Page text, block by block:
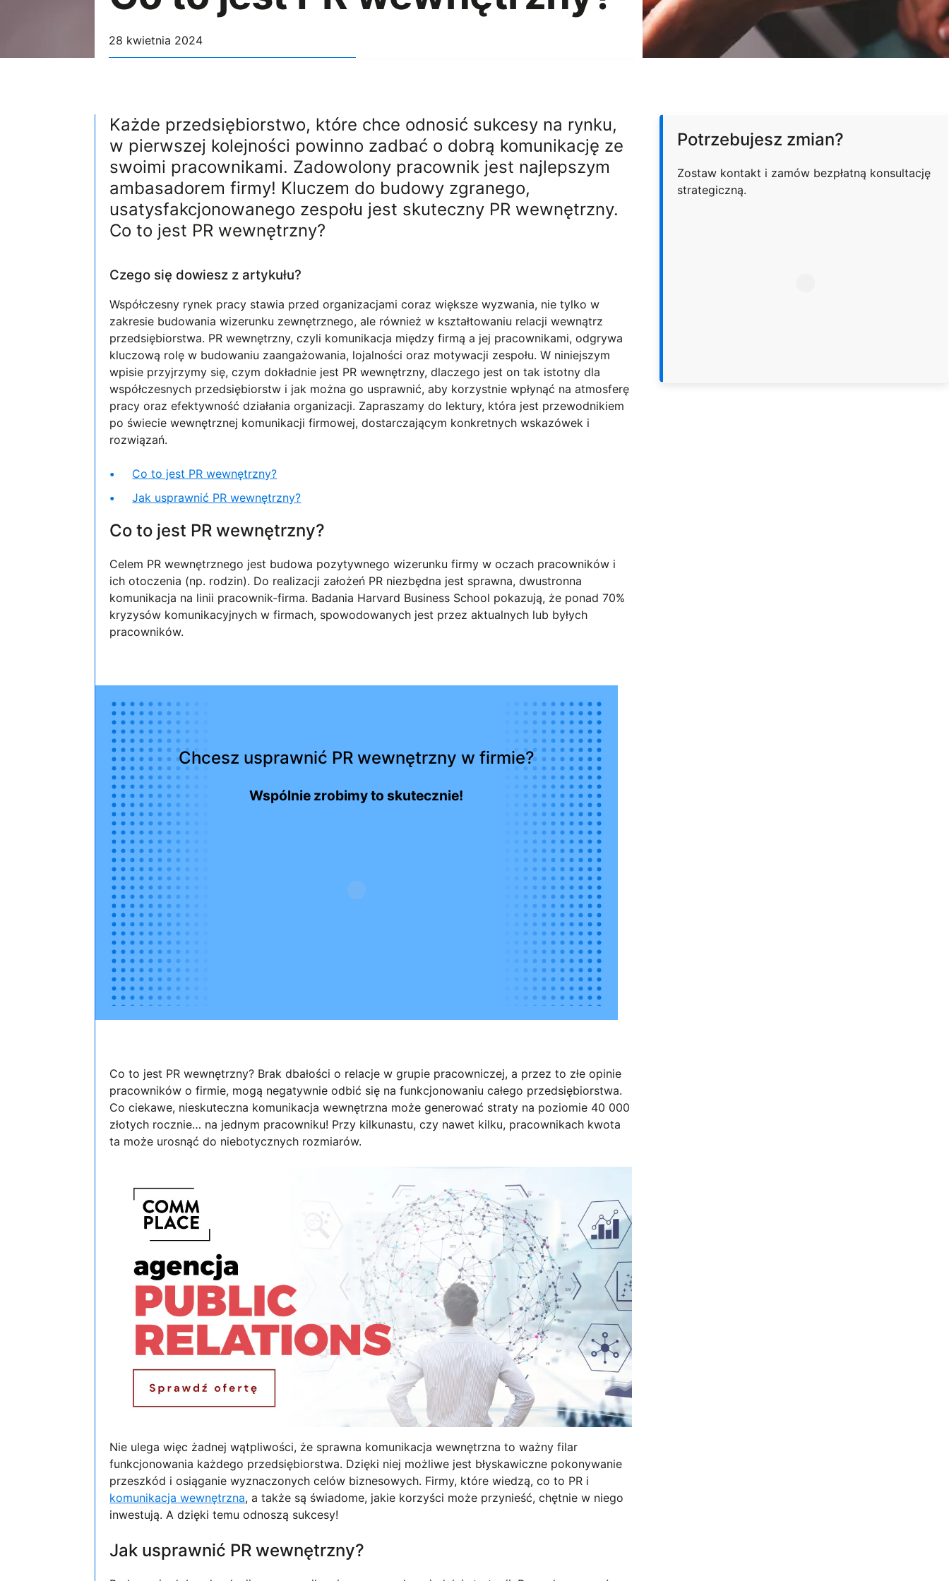
28 kwietnia 2024
Każde przedsiębiorstwo, które chce odnosić sukcesy na rynku,
w pierwszej kolejności powinno zadbać o dobrą komunikację ze
swoimi pracownikami. Zadowolony pracownik jest najlepszym
ambasadorem firmy! Kluczem do budowy zgranego,
usatysfakcjonowanego zespołu jest skuteczny PR wewnętrzny.
Co to jest PR wewnętrzny?
Czego się dowiesz z artykułu?
Współczesny rynek pracy stawia przed organizacjami coraz większe wyzwania, nie tylko w
zakresie budowania wizerunku zewnętrznego, ale również w kształtowaniu relacji wewnątrz
przedsiębiorstwa. PR wewnętrzny, czyli komunikacja między firmą a jej pracownikami, odgrywa
kluczową rolę w budowaniu zaangażowania, lojalności oraz motywacji zespołu. W niniejszym
wpisie przyjrzymy się, czym dokładnie jest PR wewnętrzny, dlaczego jest on tak istotny dla
współczesnych przedsiębiorstw i jak można go usprawnić, aby korzystnie wpłynąć na atmosferę
pracy oraz efektywność działania organizacji. Zapraszamy do lektury, która jest przewodnikiem
po świecie wewnętrznej komunikacji firmowej, dostarczającym konkretnych wskazówek i
rozwiązań.
Co to jest PR wewnętrzny?
Jak usprawnić PR wewnętrzny?
Co to jest PR wewnętrzny?
Celem PR wewnętrznego jest budowa pozytywnego wizerunku firmy w oczach pracowników i
ich otoczenia (np. rodzin). Do realizacji założeń PR niezbędna jest sprawna, dwustronna
komunikacja na linii pracownik-firma. Badania Harvard Business School pokazują, że ponad 70%
kryzysów komunikacyjnych w firmach, spowodowanych jest przez aktualnych lub byłych
pracowników.
Chcesz usprawnić PR wewnętrzny w firmie?
Wspólnie zrobimy to skutecznie!
Co to jest PR wewnętrzny? Brak dbałości o relacje w grupie pracowniczej, a przez to złe opinie
pracowników o firmie, mogą negatywnie odbić się na funkcjonowaniu całego przedsiębiorstwa.
Co ciekawe, nieskuteczna komunikacja wewnętrzna może generować straty na poziomie 40 000
złotych rocznie… na jednym pracowniku! Przy kilkunastu, czy nawet kilku, pracownikach kwota
ta może urosnąć do niebotycznych rozmiarów.
Nie ulega więc żadnej wątpliwości, że sprawna komunikacja wewnętrzna to ważny filar
funkcjonowania każdego przedsiębiorstwa. Dzięki niej możliwe jest błyskawiczne pokonywanie
przeszkód i osiąganie wyznaczonych celów biznesowych. Firmy, które wiedzą, co to PR i
komunikacja wewnętrzna, a także są świadome, jakie korzyści może przynieść, chętnie w niego
inwestują. A dzięki temu odnoszą sukcesy!
Jak usprawnić PR wewnętrzny?
Potrzebujesz zmian?
Zostaw kontakt i zamów bezpłatną konsultację
strategiczną.